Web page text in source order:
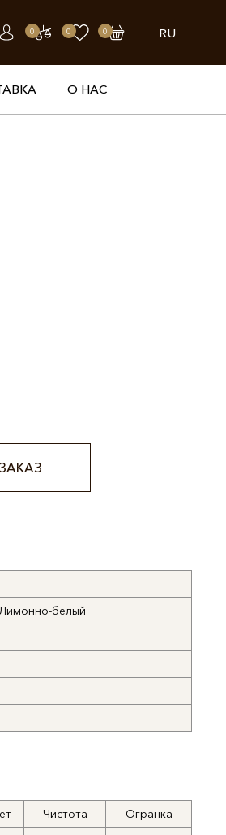
0 0 0 RU
О НАС
белый
Чистота
Огранка